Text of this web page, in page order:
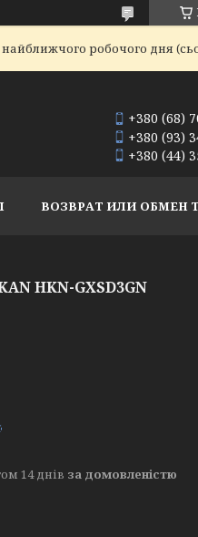
робочого дня
+380 (68)
+380 (93)
+380 (44)
ВОЗВРАТ ИЛИ ОБМЕН
HKN-GXSD3GN
14 днів за домовленістю